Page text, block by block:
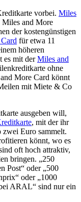
vorbei. Miles
and More
der kostengünstigen
für etwa 11
höheren
es mit derMiles and
ohne
More Card könnt
mit Miete & Co
ausgeben will,
, mit der ihr
zwei Euro sammelt.
könnt, wo es
oft hoch attraktiv,
bringen. „250
Post“ oder „500
oder „1000
ARAL“ sind nur ein